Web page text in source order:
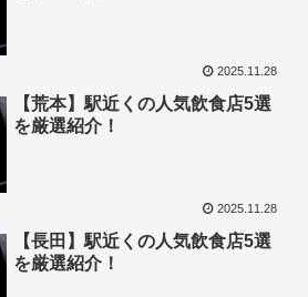
2025.11.28
【荒本】駅近くの人気飲食店5選
を厳選紹介！
2025.11.28
【長田】駅近くの人気飲食店5選
を厳選紹介！